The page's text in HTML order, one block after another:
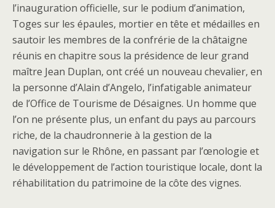
l’inauguration officielle, sur le podium d’animation,
Toges sur les épaules, mortier en tête et médailles en
sautoir les membres de la confrérie de la châtaigne
réunis en chapitre sous la présidence de leur grand
maître Jean Duplan, ont créé un nouveau chevalier, en
la personne d’Alain d’Angelo, l’infatigable animateur
de l’Office de Tourisme de Désaignes. Un homme que
l’on ne présente plus, un enfant du pays au parcours
riche, de la chaudronnerie à la gestion de la
navigation sur le Rhône, en passant par l’œnologie et
le développement de l’action touristique locale, dont la
réhabilitation du patrimoine de la côte des vignes.